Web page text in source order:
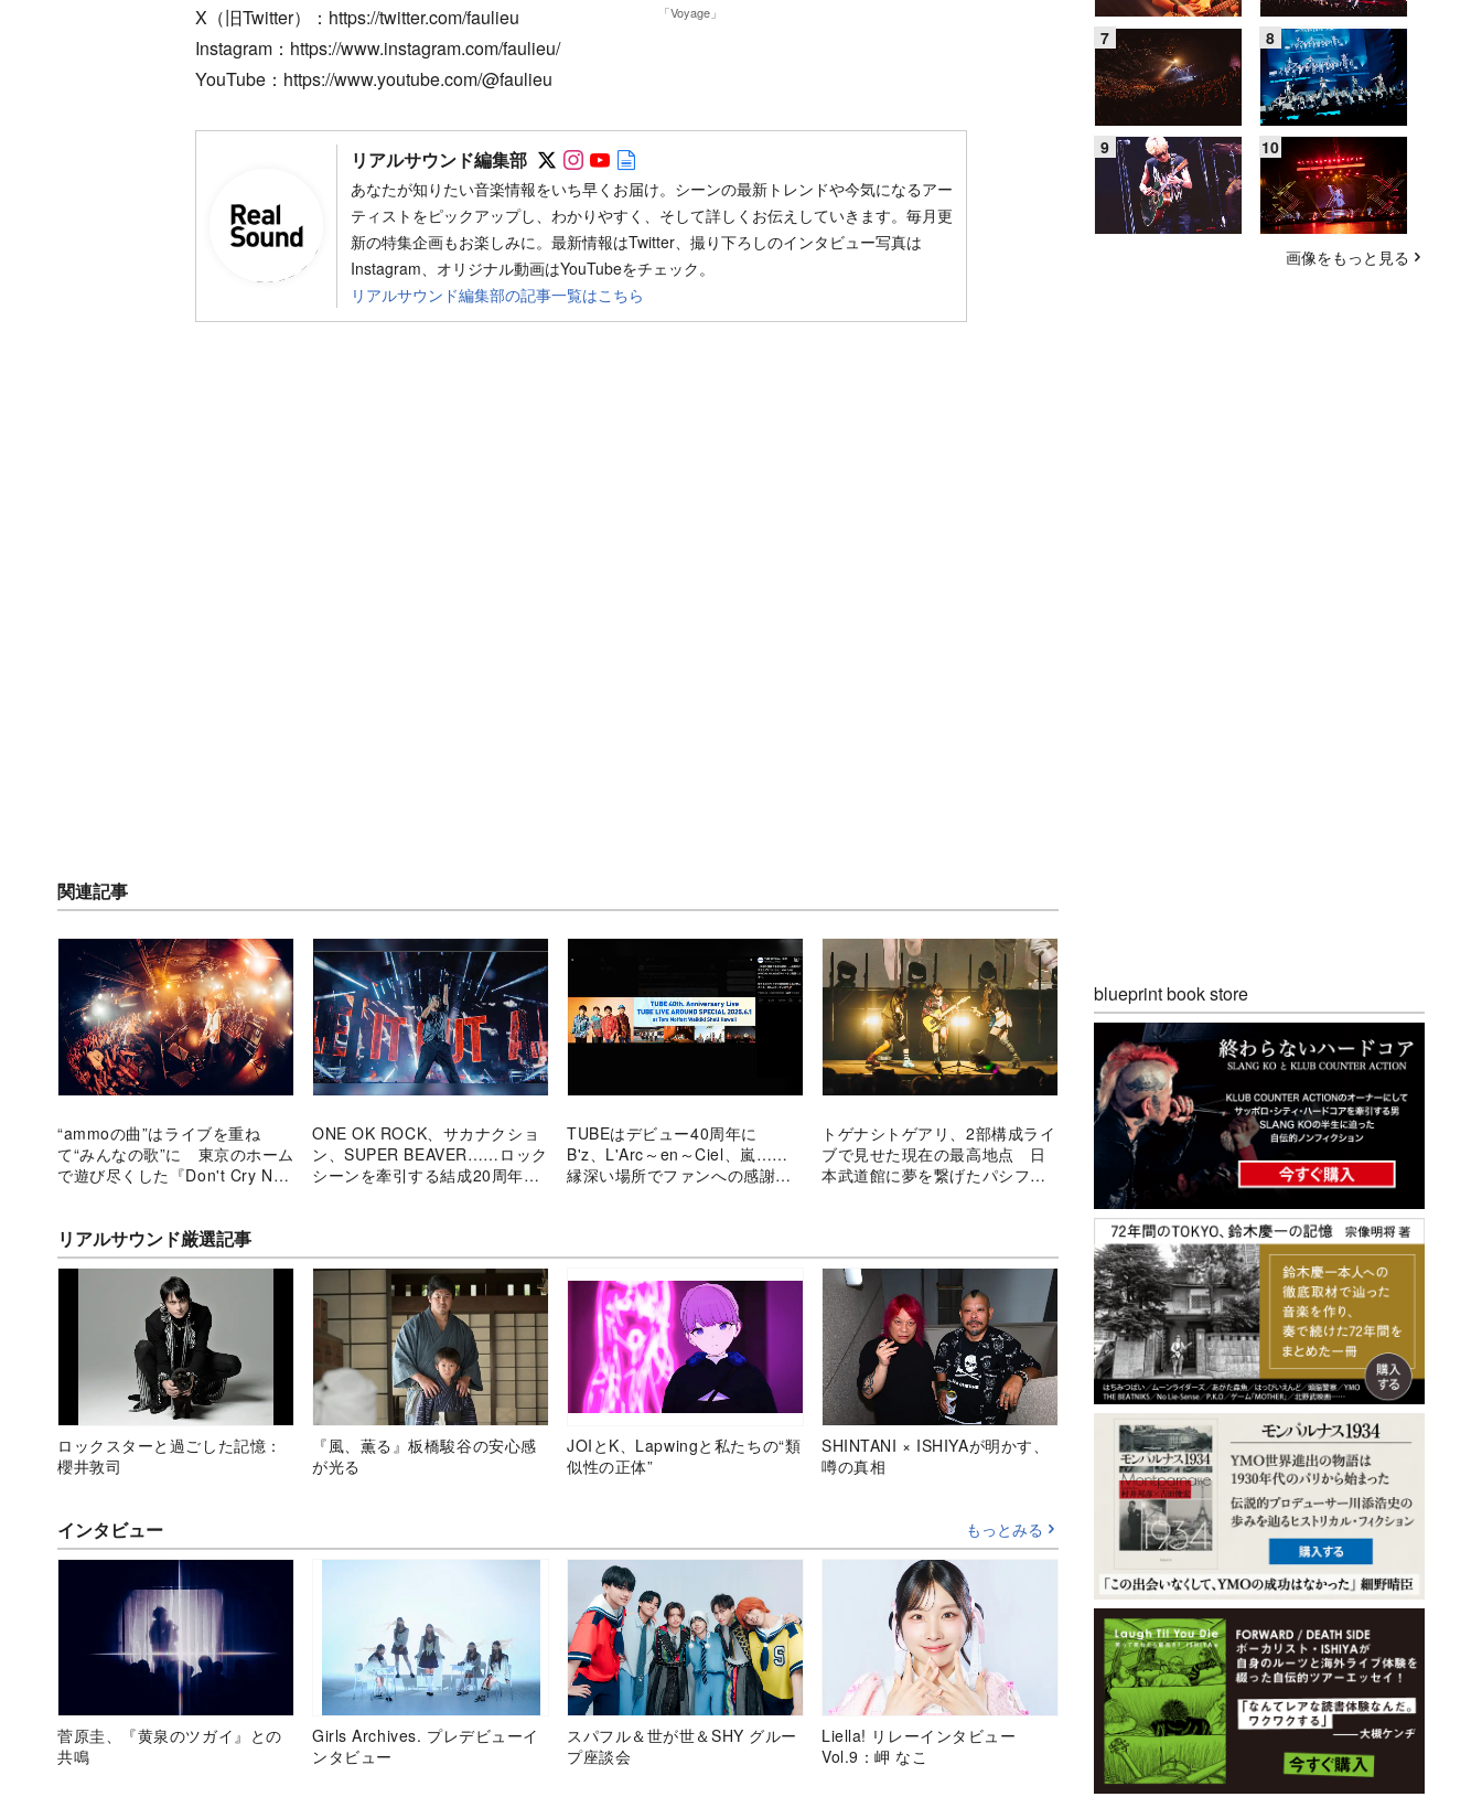
「Voyage」
X（旧Twitter）：https://twitter.com/faulieu
Instagram：https://www.instagram.com/faulieu/
YouTube：https://www.youtube.com/@faulieu
リアルサウンド編集部 Follow on SNS
Follow on SNS
Follow on SNS
あなたが知りたい音楽情報をいち早くお届け。シーンの最新トレンドや今気になるアー
ティストをピックアップし、わかりやすく、そして詳しくお伝えしていきます。毎月更
新の特集企画もお楽しみに。最新情報はTwitter、撮り下ろしのインタビュー写真は
Instagram、オリジナル動画はYouTubeをチェック。
リアルサウンド編集部の記事一覧はこちら
関連記事
“ammoの曲”はライブを重ね
て“みんなの歌”に 東京のホーム
で遊び尽くした『Don't Cry No
ONE OK ROCK、サカナクショ
ン、SUPER BEAVER……ロック
シーンを牽引する結成20周年バ
TUBEはデビュー40周年に
B'z、L'Arc～en～Ciel、嵐……
縁深い場所でファンへの感謝を
トゲナシトゲアリ、2部構成ライ
ブで見せた現在の最高地点 日
本武道館に夢を繋げたパシフィ
リアルサウンド厳選記事
ロックスターと過ごした記憶：
櫻井敦司
『風、薫る』板橋駿谷の安心感
が光る
JOIとK、Lapwingと私たちの“類
似性の正体”
SHINTANI × ISHIYAが明かす、
噂の真相
インタビュー もっとみる
菅原圭、『黄泉のツガイ』との
共鳴
Girls Archives. プレデビューイ
ンタビュー
スパフル＆世が世＆SHY グルー
プ座談会
Liella! リレーインタビュー
Vol.9：岬 なこ
画像をもっと見る
blueprint book store